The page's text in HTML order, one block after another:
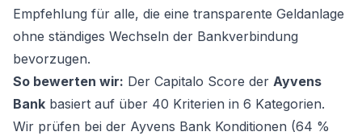
Empfehlung für alle, die eine transparente Geldanlage
ohne ständiges Wechseln der Bankverbindung
bevorzugen.
So bewerten wir: Der Capitalo Score der Ayvens
Bank basiert auf über 40 Kriterien in 6 Kategorien.
Wir prüfen bei der Ayvens Bank Konditionen (64 %